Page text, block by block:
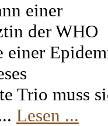
einer
der WHO
einer
Trio muss
Lesen ...